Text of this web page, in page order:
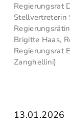
Regierungsrat
Stellvertreterin
Brigitte Haas,
Regierungsrat
Zanghellini)
13.01.2026